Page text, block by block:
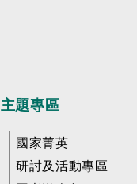
主題專區
國家菁英
研討及活動專區